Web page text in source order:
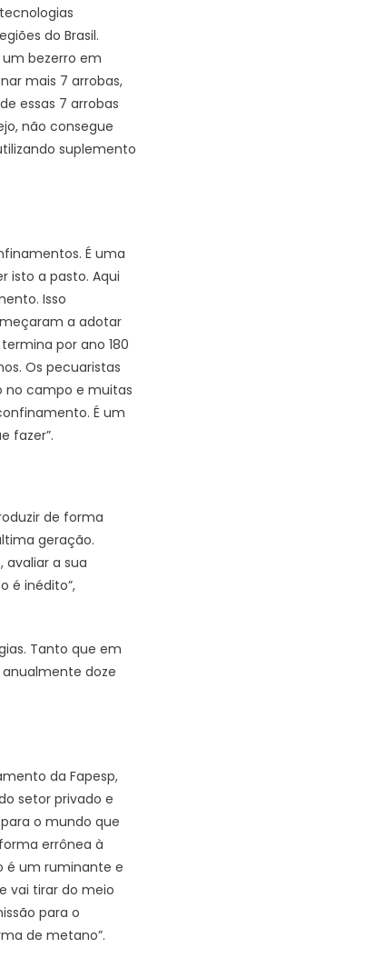
do Brasil.
bezerro em
mais 7 arrobas,
essas 7 arrobas
não consegue
suplemento
É uma
isto a pasto. Aqui
Isso
a adotar
por ano 180
Os pecuaristas
no campo e muitas
É um
fazer”.
de forma
geração.
a sua
é inédito”,
Tanto que em
anualmente doze
da Fapesp,
setor privado e
o mundo que
errônea à
é um ruminante e
vai tirar do meio
para o
de metano”.